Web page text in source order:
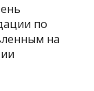
по
на